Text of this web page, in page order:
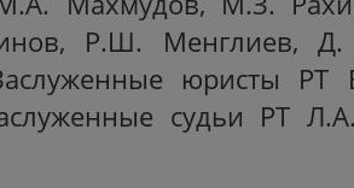
Р.Ш. Менглиев, Д.
юристы РТ
судьи РТ